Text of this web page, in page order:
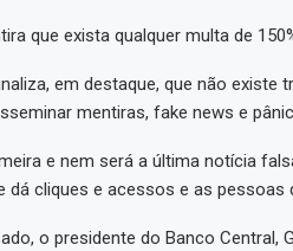
que exista qualquer multa de
em destaque, que não existe
mentiras, fake news e
e nem será a última notícia
dá cliques e acessos e as
o presidente do Banco Central,